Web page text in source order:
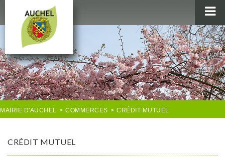
MAIRIE
AU QUOTIDIEN
AGENDA & LOISIRS
AUCHEL EN IMAGES
MAIRIE D'AUCHEL > COMMERCES > CRÉDIT MUTUEL
CRÉDIT MUTUEL